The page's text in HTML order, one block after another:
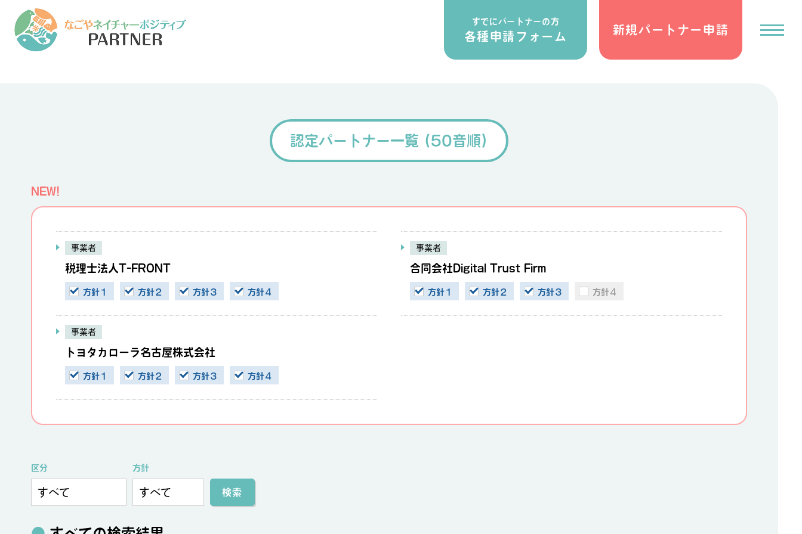
すでにパートナーの方
各種申請フォーム
新規パートナー申請
認定パートナー一覧 (50音順)
NEW!
事業者
税理士法人T-FRONT
方針１ 方針２ 方針３ 方針４
事業者
合同会社Digital Trust Firm
方針１ 方針２ 方針３ 方針４
事業者
トヨタカローラ名古屋株式会社
方針１ 方針２ 方針３ 方針４
区分 方針
検索